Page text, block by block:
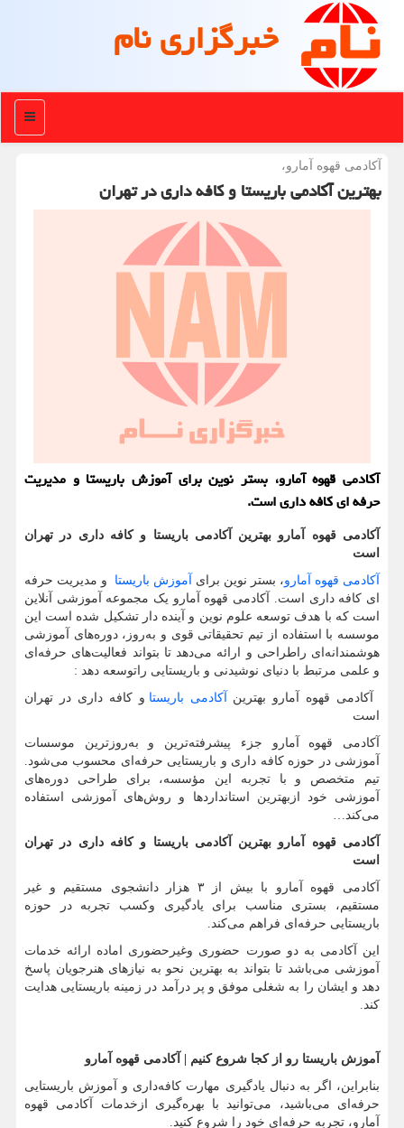
خبرگزاری نام
آکادمی قهوه آمارو،
بهترین آکادمی باریستا و کافه داری در تهران
آکادمی قهوه آمارو، بستر نوین برای آموزش باریستا و مدیریت
حرفه ای کافه داری است.
آکادمی قهوه آمارو بهترین آکادمی باریستا و کافه داری در تهران
آکادمی قهوه آمارو، بستر نوین برایآموزش باریستا و مدیریت حرفه
ای کافه داری است. آکادمی قهوه آمارو یک مجموعه آموزشی آنلاین
است که با هدف توسعه علوم نوین و آینده دار تشکیل شده است این
موسسه با استفاده از تیم تحقیقاتی قوی و به‌روز، دوره‌های آموزشی
هوشمندانه‌ای راطراحی و ارائه می‌دهد تا بتواند فعالیت‌های حرفه‌ای
و علمی مرتبط با دنیای نوشیدنی و باریستایی راتوسعه دهد :
آکادمی قهوه آمارو بهترینآکادمی باریستا و کافه داری در تهران
است
آکادمی قهوه آمارو جزء پیشرفته‌ترین و به‌روزترین موسسات
آموزشی در حوزه کافه داری و باریستایی حرفه‌ای محسوب می‌شود.
تیم متخصص و با تجربه این مؤسسه، برای طراحی دوره‌های
آموزشی خود ازبهترین استانداردها و روش‌های آموزشی استفاده
می‌کند…
آکادمی قهوه آمارو بهترین آکادمی باریستا و کافه داری در تهران
آکادمی قهوه آمارو با بیش از ۳ هزار دانشجوی مستقیم و غیر
مستقیم، بستری مناسب برای یادگیری وکسب تجربه در حوزه
باریستایی حرفه‌ای فراهم می‌کند.
این آکادمی به دو صورت حضوری وغیرحضوری اماده ارائه خدمات
آموزشی می‌باشد تا بتواند به بهترین نحو به نیازهای هنرجویان پاسخ
دهد و ایشان را به شغلی موفق و پر درآمد در زمینه باریستایی هدایت
آموزش باریستا رو از کجا شروع کنیم | آکادمی قهوه آمارو
بنابراین، اگر به دنبال یادگیری مهارت کافه‌داری و آموزش باریستایی
حرفه‌ای می‌باشید، می‌توانید با بهره‌گیری ازخدمات آکادمی قهوه
آمارو، تجربه حرفه‌ای خود را شروع کنید.